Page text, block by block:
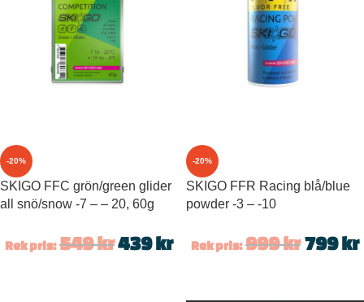
-20%
SKIGO FFC grön/green glider
all snö/snow -7 – – 20, 60g
Rek pris: 549kr439kr
-20%
SKIGO FFR Racing blå/blue
powder -3 – -10
Rek pris: 999kr 799kr